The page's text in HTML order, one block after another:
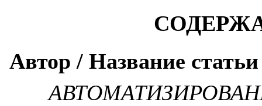
Автор / Название статьи